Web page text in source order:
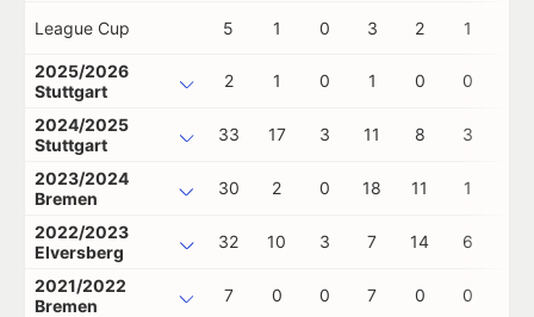
League Cup 5 1 0 3 2 1
2025/2026
Stuttgart
2 1 0 1 0 0
2024/2025
Stuttgart
33 17 3 11 8 3
2023/2024
Bremen
30 2 0 18 11 1
2022/2023
Elversberg
32 10 3 7 14 6
2021/2022
Bremen
7 0 0 7 0 0